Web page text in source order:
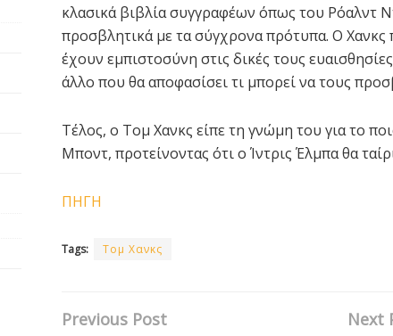
κλασικά βιβλία συγγραφέων όπως του Ρόαλντ
προσβλητικά με τα σύγχρονα πρότυπα. Ο Χανκς
έχουν εμπιστοσύνη στις δικές τους
άλλο που θα αποφασίσει τι μπορεί να τους
Τέλος, ο Τομ Χανκς είπε τη γνώμη του για το
Μποντ, προτείνοντας ότι ο Ίντρις Έλμπα θα
ΠΗΓΗ
Tags: Τομ Χανκς
Previous Post Next